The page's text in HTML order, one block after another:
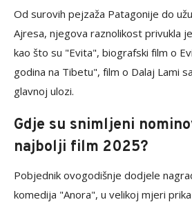
Od surovih pejzaža Patagonije do
Ajresa, njegova raznolikost privukla
kao što su "Evita", biografski film o
godina na Tibetu", film o Dalaj Lami
glavnoj ulozi.
Gdje su snimljeni
najbolji film 2025?
Pobjednik ovogodišnje dodjele
komedija "Anora", u velikoj mjeri